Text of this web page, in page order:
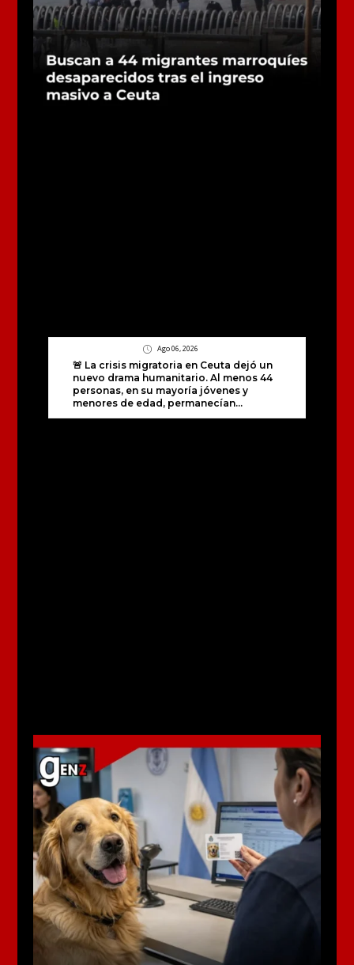
Ago 06, 2026
🚨 La crisis migratoria en Ceuta dejó un
nuevo drama humanitario. Al menos 44
personas, en su mayoría jóvenes y
menores de edad, permanecían...